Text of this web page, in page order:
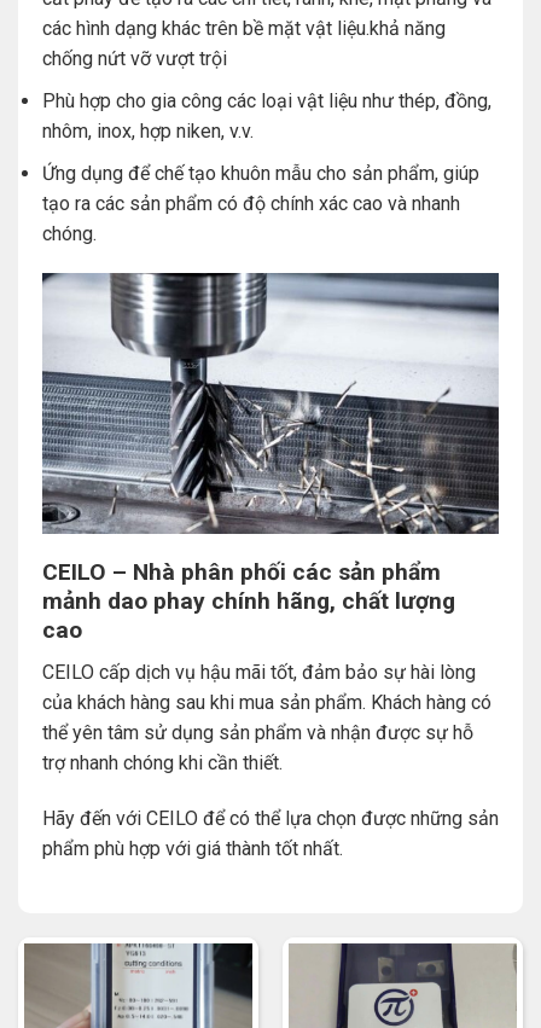
các hình dạng khác trên bề mặt vật liệu.khả năng
chống nứt vỡ vượt trội
Phù hợp cho gia công các loại vật liệu như thép, đồng,
nhôm, inox, hợp niken, v.v.
Ứng dụng để chế tạo khuôn mẫu cho sản phẩm, giúp
tạo ra các sản phẩm có độ chính xác cao và nhanh
chóng.
CEILO – Nhà phân phối các sản phẩm
mảnh dao phay chính hãng, chất lượng
cao
CEILO cấp dịch vụ hậu mãi tốt, đảm bảo sự hài lòng
của khách hàng sau khi mua sản phẩm. Khách hàng có
thể yên tâm sử dụng sản phẩm và nhận được sự hỗ
trợ nhanh chóng khi cần thiết.
Hãy đến với CEILO để có thể lựa chọn được những sản
phẩm phù hợp với giá thành tốt nhất.